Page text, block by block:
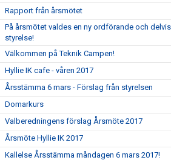
Rapport från årsmötet
På årsmötet valdes en ny ordförande och
styrelse!
Välkommen på Teknik Campen!
Hyllie IK cafe - våren 2017
Årsstämma 6 mars - Förslag från styrelsen
Domarkurs
Valberedningens förslag Årsmöte 2017
Årsmöte Hyllie IK 2017
Kallelse Årsstämma måndagen 6 mars 2017!